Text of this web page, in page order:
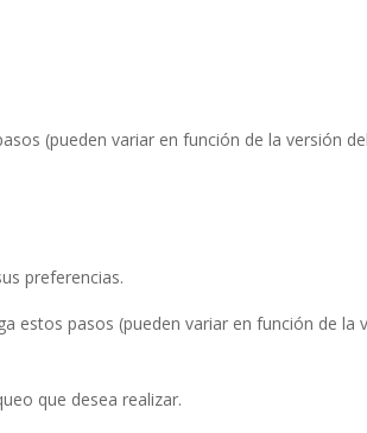
(pueden variar en función de la versión
preferencias.
estos pasos (pueden variar en función de la
que desea realizar.